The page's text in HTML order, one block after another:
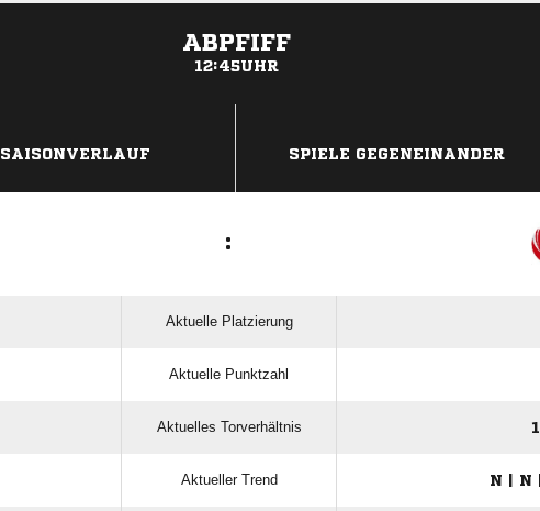
ABPFIFF
12:45UHR
SAISONVERLAUF SPIELE GEGENEINANDER
:
Aktuelle Platzierung
Aktuelle Punktzahl
Aktuelles Torverhältnis
Aktueller Trend N | N